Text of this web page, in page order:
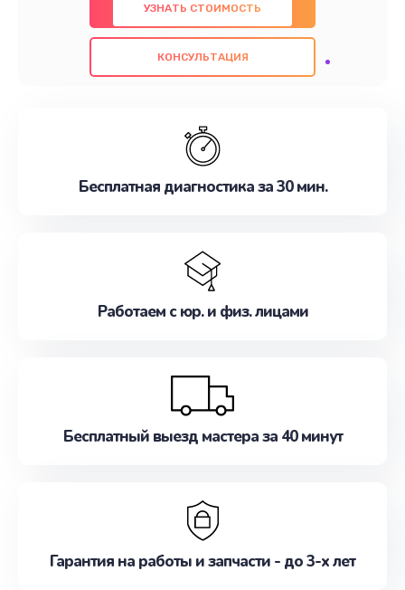
использованием оригинальных компонентов, а
также гарантируем качество всех
проведенных работ. Наша цель - предоставить
наилучшим образом. Не медлите записаться на
УЗНАТЬ СТОИМОСТЬ
КОНСУЛЬТАЦИЯ
Бесплатная диагностика за 30 мин.
Работаем с юр. и физ. лицами
Бесплатный выезд мастера за 40 минут
Гарантия на работы и запчасти - до 3-х лет